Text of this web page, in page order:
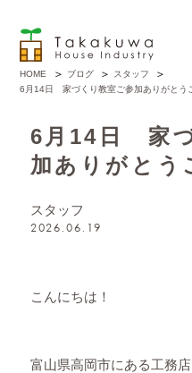
HOME ブログ
スタッフ
6月14日 家づくり教室ご参加ありがとう
6月14日 家
加ありがとう
スタッフ
2026.06.19
こんにちは！
富山県高岡市にある工務